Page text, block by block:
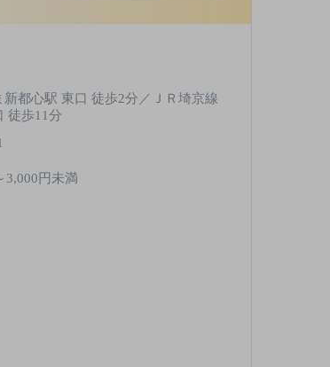
新都心駅 東口 徒歩2分／ＪＲ埼京線
徒歩11分
3,000円未満